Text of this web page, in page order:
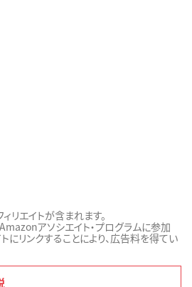
リエイトが含まれます。
アソシエイト・プログラムに参加
にリンクすることにより、広告料を得てい